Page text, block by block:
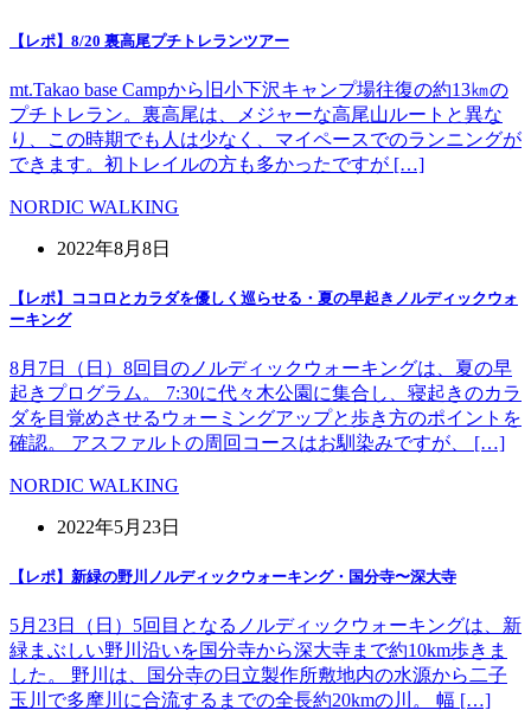
【レポ】8/20 裏高尾プチトレランツアー
mt.Takao base Campから旧小下沢キャンプ場往復の約13㎞の
プチトレラン。裏高尾は、メジャーな高尾山ルートと異な
り、この時期でも人は少なく、マイペースでのランニングが
できます。初トレイルの方も多かったですが […]
NORDIC WALKING
2022年8月8日
【レポ】ココロとカラダを優しく巡らせる・夏の早起きノルディックウォ
ーキング
8月7日（日）8回目のノルディックウォーキングは、夏の早
起きプログラム。 7:30に代々木公園に集合し、寝起きのカラ
ダを目覚めさせるウォーミングアップと歩き方のポイントを
確認。 アスファルトの周回コースはお馴染みですが、 […]
NORDIC WALKING
2022年5月23日
【レポ】新緑の野川ノルディックウォーキング・国分寺〜深大寺
5月23日（日）5回目となるノルディックウォーキングは、新
緑まぶしい野川沿いを国分寺から深大寺まで約10km歩きま
した。 野川は、国分寺の日立製作所敷地内の水源から二子
玉川で多摩川に合流するまでの全長約20kmの川。 幅 […]